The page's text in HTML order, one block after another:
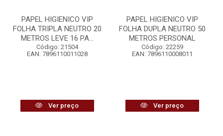
PAPEL HIGIENICO VIP
FOLHA TRIPLA NEUTRO 20
METROS LEVE 16 PA...
Código: 21504
EAN: 7896110011028
Ver preço
PAPEL HIGIENICO VIP
FOLHA DUPLA NEUTRO 50
METROS PERSONAL
Código: 22259
EAN: 7896110008011
Ver preço